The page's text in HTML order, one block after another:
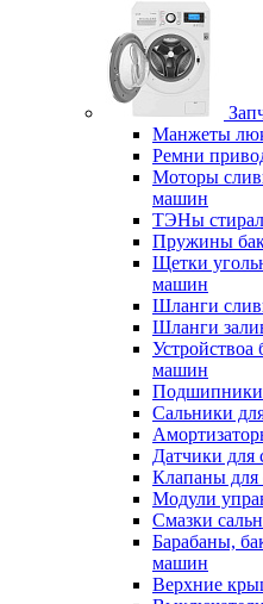
Манжеты
Ремни
Моторы
машин
ТЭНы
Пружины
Щетки
машин
Шланги
Шланги
машин
Подшипники
Сальники
Датчики для
Клапаны
Модули
Смазки
Барабаны,
машин
Верхние